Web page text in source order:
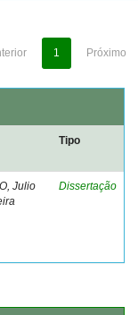
1 Próximo
Tipo
Julio
Dissertação